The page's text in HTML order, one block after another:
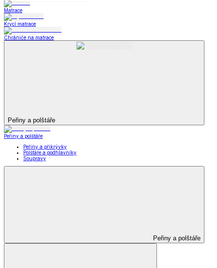
Matrace
Krycí matrace
Chrániče na matrace
Peřiny a polštáře
Peřiny a polštáře
Peřiny a přikrývky
Polštáře a podhlavníky
Soupravy
Peřiny a polštáře